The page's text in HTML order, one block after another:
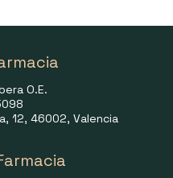
O.E.
12, 46002, Valencia